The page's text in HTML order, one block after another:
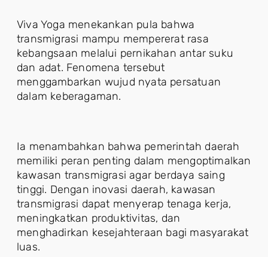
Viva Yoga menekankan pula bahwa
transmigrasi mampu mempererat rasa
kebangsaan melalui pernikahan antar suku
dan adat. Fenomena tersebut
menggambarkan wujud nyata persatuan
dalam keberagaman.
Ia menambahkan bahwa pemerintah daerah
memiliki peran penting dalam mengoptimalkan
kawasan transmigrasi agar berdaya saing
tinggi. Dengan inovasi daerah, kawasan
transmigrasi dapat menyerap tenaga kerja,
meningkatkan produktivitas, dan
menghadirkan kesejahteraan bagi masyarakat
luas.